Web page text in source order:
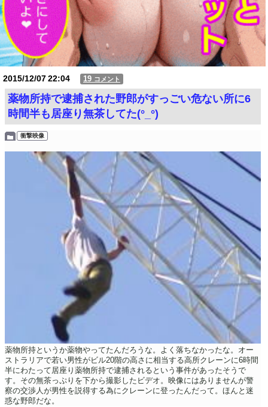
2015/12/0722:04 19 コメント
薬物所持で逮捕された野郎がすっごい危ない所に6
時間半も居座り無茶してた(°_°)
衝撃映像
薬物所持というか薬物やってたんだろうな。よく落ちなかったな。オー
ストラリアで若い男性がビル20階の高さに相当する高所クレーンに6時間
半にわたって居座り薬物所持で逮捕されるという事件があったそうで
す。その無茶っぷりを下から撮影したビデオ。映像にはありませんが警
察の交渉人が男性を説得する為にクレーンに登ったんだって。ほんと迷
惑な野郎だな。